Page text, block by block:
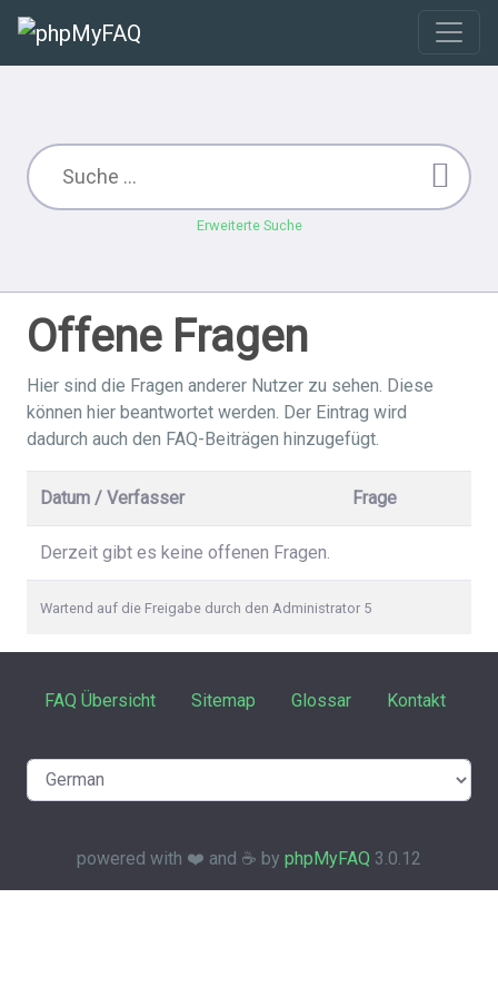
Erweiterte Suche
Offene Fragen
Hier sind die Fragen anderer Nutzer zu sehen. Diese
können hier beantwortet werden. Der Eintrag wird
dadurch auch den FAQ-Beiträgen hinzugefügt.
Datum / Verfasser Frage
Derzeit gibt es keine offenen Fragen.
Wartend auf die Freigabe durch den Administrator 5
FAQ Übersicht Sitemap Glossar Kontakt
powered with ❤️ and ☕️ by phpMyFAQ 3.0.12